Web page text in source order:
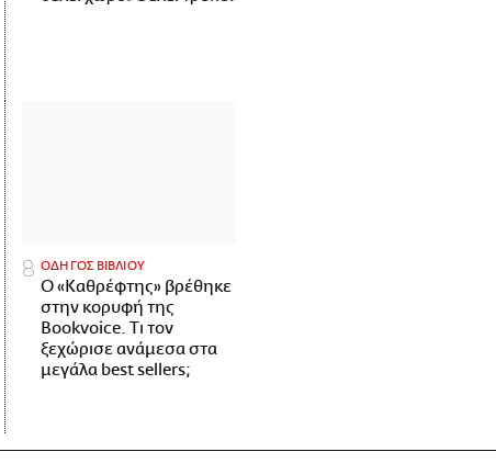
ΟΔΗΓΟΣ ΒΙΒΛΙΟΥ
Ο «Καθρέφτης» βρέθηκε
στην κορυφή της
Bookvoice. Τι τον
ξεχώρισε ανάμεσα στα
μεγάλα best sellers;